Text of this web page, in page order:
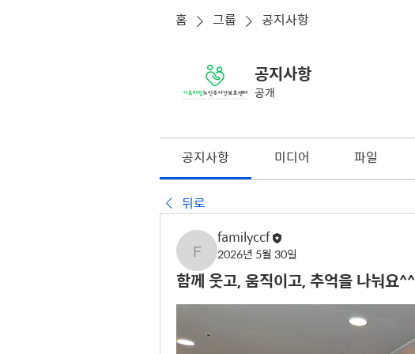
홈 그룹 공지사항
공지사항
공개
공지사항 미디어 파일
뒤로
familyccf
familyccf
2026년 5월 30일
함께 웃고, 움직이고, 추억을 나눠요^^